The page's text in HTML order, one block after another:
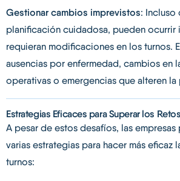
Gestionar cambios imprevistos: Incluso
planificación cuidadosa, pueden ocurrir
requieran modificaciones en los turnos.
ausencias por enfermedad, cambios en
operativas o emergencias que alteren
Estrategias Eficaces para Superar los Retos
A pesar de estos desafíos, las
varias estrategias para hacer más eficaz
turnos: